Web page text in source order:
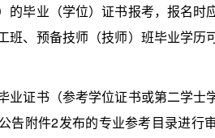
毕业（学位）证书报考，报名时
班、预备技师（技师）班毕业学
证书（参考学位证书或第二学士
告附件2发布的专业参考目录进行